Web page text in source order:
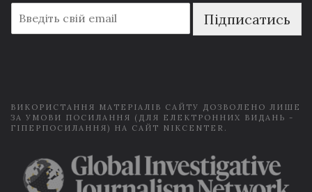
m
a
Підписатись
ВИКОРИСТАННЯ МАТЕРІАЛІВ САЙТУ ДОЗВОЛЕНО ЛИШЕ
ЗА УМОВИ ПОСИЛАННЯ (ДЛЯ ЕЛЕКТРОННИХ ВИДАНЬ -
ГІПЕРПОСИЛАННЯ) НА САЙТ NIKCENTER.